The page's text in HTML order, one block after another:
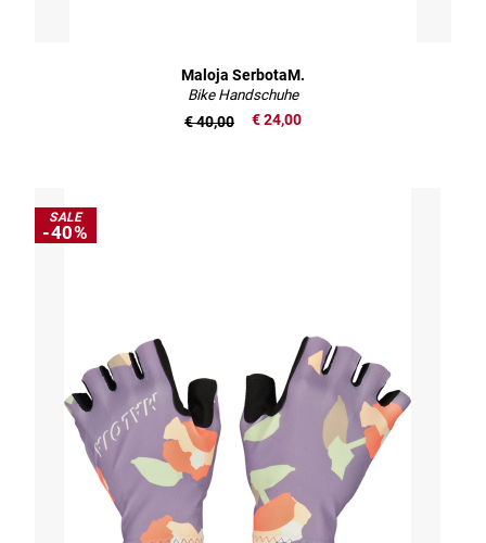
Maloja SerbotaM.
Bike Handschuhe
€ 24,00
€ 40,00
SALE
-40%